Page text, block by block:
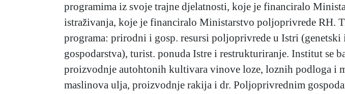
programima iz svoje trajne djelatnosti, koje je financiralo
istraživanja, koje je financiralo Ministarstvo poljoprivrede RH.
programa: prirodni i gosp. resursi poljoprivrede u Istri
gospodarstva), turist. ponuda Istre i restrukturiranje. Institut se
proizvodnje autohtonih kultivara vinove loze, loznih podloga i
maslinova ulja, proizvodnje rakija i dr. Poljoprivrednim